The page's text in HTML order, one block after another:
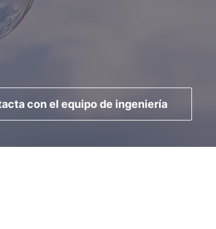
ferroviarias están diseñadas para garantizar
Descargar los catálogos
con el equipo de ingeniería